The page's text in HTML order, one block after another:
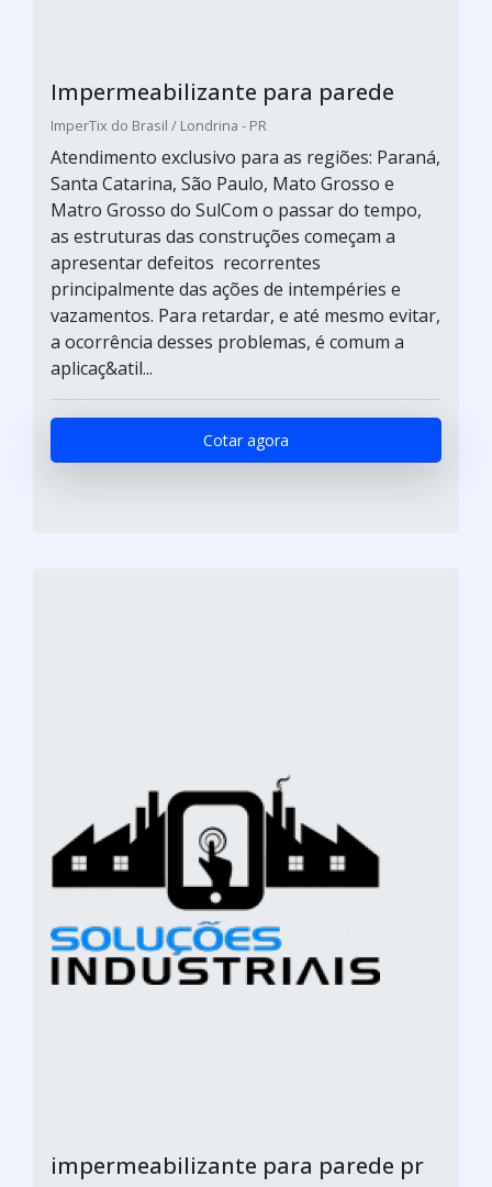
Impermeabilizante para parede
ImperTix do Brasil / Londrina - PR
Atendimento exclusivo para as regiões: Paraná,
Santa Catarina, São Paulo, Mato Grosso e
Matro Grosso do SulCom o passar do tempo,
as estruturas das construções começam a
apresentar defeitos recorrentes
principalmente das ações de intempéries e
vazamentos. Para retardar, e até mesmo evitar,
a ocorrência desses problemas, é comum a
aplicaç&atil...
Cotar agora
impermeabilizante para parede pr